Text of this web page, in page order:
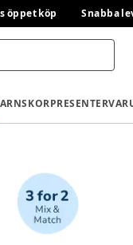
öppet köp Snabba
PRESENTER